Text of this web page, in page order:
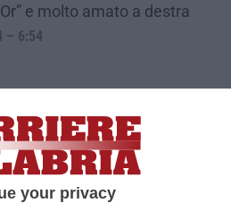
your privacy
e molto amato a destra
– 6:54